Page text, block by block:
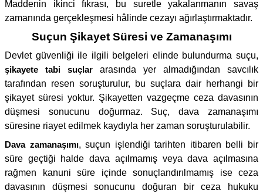
Maddenin ikinci fıkrası, bu suretle yakalanmanın savaş
zamanında gerçekleşmesi hâlinde cezayı ağırlaştırmaktadır.
Suçun Şikayet Süresi ve Zamanaşımı
Devlet güvenliği ile ilgili belgeleri elinde bulundurma suçu,
şikayete tabi suçlar arasında yer almadığından savcılık
tarafından resen soruşturulur, bu suçlara dair herhangi bir
şikayet süresi yoktur. Şikayetten vazgeçme ceza davasının
düşmesi sonucunu doğurmaz. Suç, dava zamanaşımı
süresine riayet edilmek kaydıyla her zaman soruşturulabilir.
Dava zamanaşımı, suçun işlendiği tarihten itibaren belli bir
süre geçtiği halde dava açılmamış veya dava açılmasına
rağmen kanuni süre içinde sonuçlandırılmamış ise ceza
davasının düşmesi sonucunu doğuran bir ceza hukuku